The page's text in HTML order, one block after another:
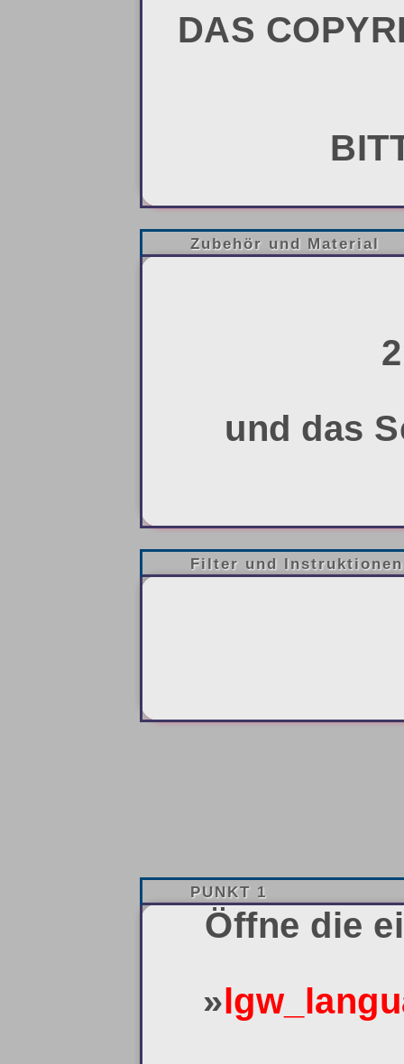
DAS
Zubehör und Material
und das
Filter und Instruktionen
PUNKT 1
Öffne die
»